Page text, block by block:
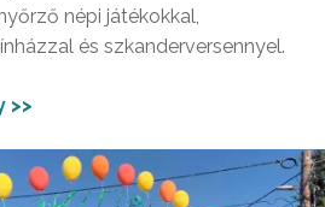
népi játékokkal,
és szkanderversennyel.
>>